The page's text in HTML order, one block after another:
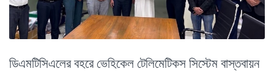
ডিএমটিসিএলের বহরে ভেহিকেল টেলিমেটিকস সিস্টেম বাস্তবায়ন